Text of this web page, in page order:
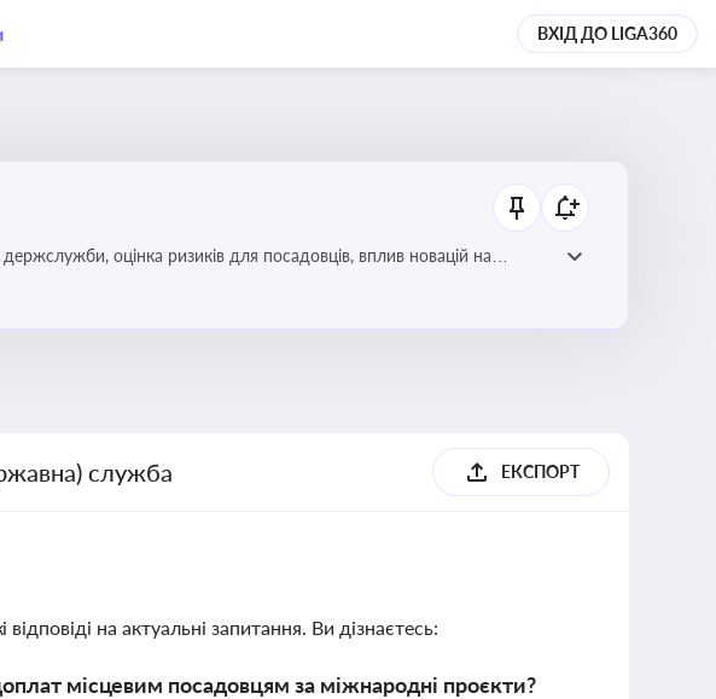
ВХІД ДО LIGA360
оцінка ризиків для посадовців, вплив новацій на
стандартів
служба ЕКСПОРТ
на актуальні запитання. Ви дізнаєтесь:
місцевим посадовцям за міжнародні проєкти?